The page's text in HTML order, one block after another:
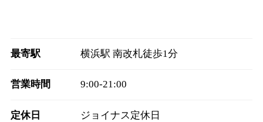
最寄駅 横浜駅 南改札徒歩1分
営業時間 9:00‐21:00
定休日 ジョイナス定休日